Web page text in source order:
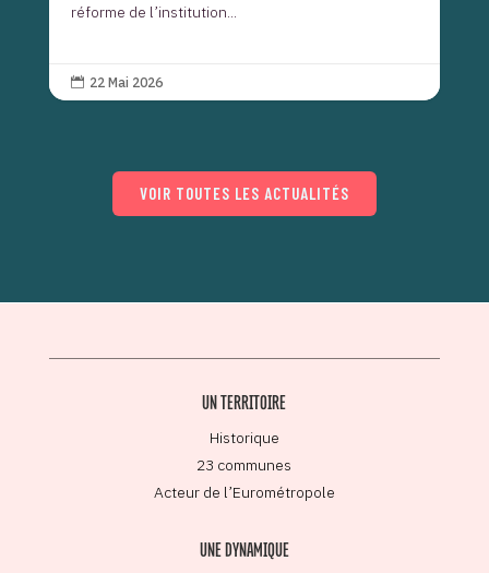
réforme de l’institution...
 22 Mai 2026
VOIR TOUTES LES ACTUALITÉS
UN TERRITOIRE
Historique
23 communes
Acteur de l’Eurométropole
UNE DYNAMIQUE